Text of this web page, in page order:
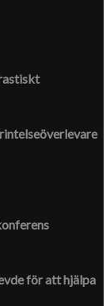
för att hjälpa